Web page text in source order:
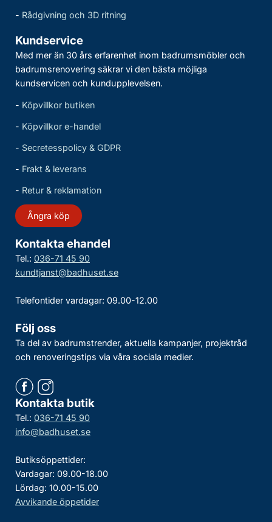
- Rådgivning och 3D ritning
Kundservice
Med mer än 30 års erfarenhet inom badrumsmöbler och
badrumsrenovering säkrar vi den bästa möjliga
kundservicen och kundupplevelsen.
- Köpvillkor butiken
- Köpvillkor e-handel
- Secretesspolicy & GDPR
- Frakt & leverans
- Retur & reklamation
Ångra köp
Kontakta ehandel
Tel.: 036-71 45 90
kundtjanst@badhuset.se
Telefontider vardagar: 09.00-12.00
Följ oss
Ta del av badrumstrender, aktuella kampanjer, projektråd
och renoveringstips via våra sociala medier.
Kontakta butik
Tel.: 036-71 45 90
info@badhuset.se
Butiksöppettider:
Vardagar: 09.00-18.00
Lördag: 10.00-15.00
Avvikande öppetider